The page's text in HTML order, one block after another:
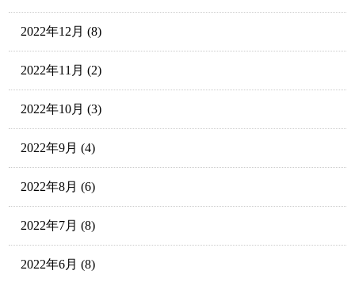
2022年12月 (8)
2022年11月 (2)
2022年10月 (3)
2022年9月 (4)
2022年8月 (6)
2022年7月 (8)
2022年6月 (8)